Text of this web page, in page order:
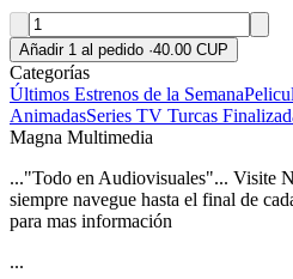
Añadir 1 al pedido ·40.00 CUP
Categorías
Últimos Estrenos de la Semana
AnimadasSeries TV Turcas
Magna Multimedia
..."Todo en Audiovisuales"... Visite
siempre navegue hasta el final de
para mas información
...